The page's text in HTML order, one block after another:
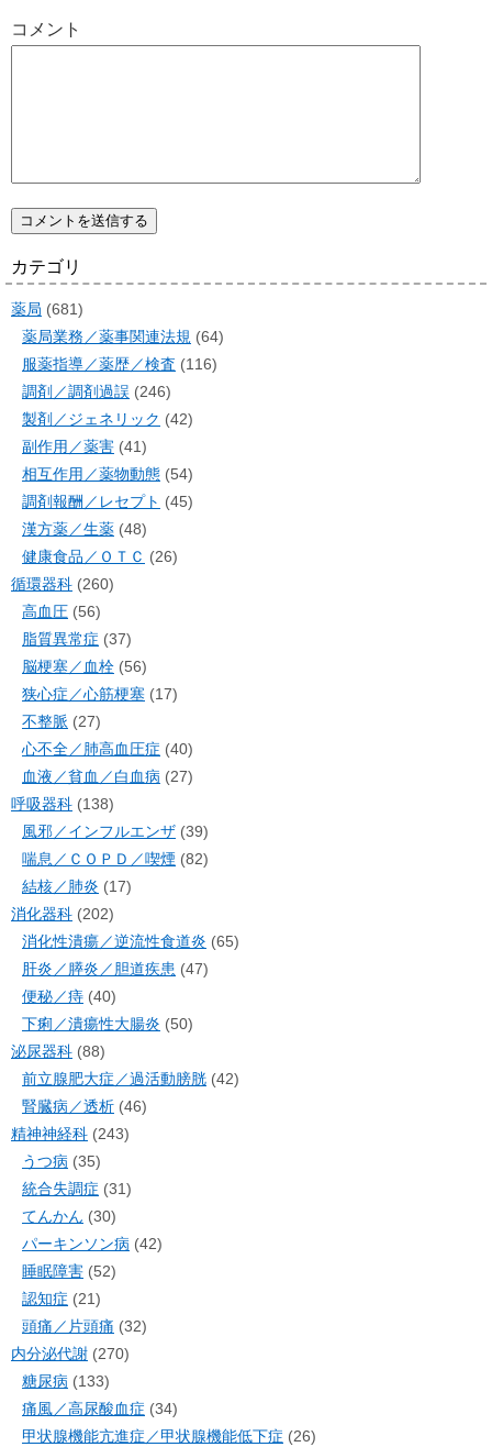
コメント
カテゴリ
薬局 (681)
薬局業務／薬事関連法規 (64)
服薬指導／薬歴／検査 (116)
調剤／調剤過誤 (246)
製剤／ジェネリック (42)
副作用／薬害 (41)
相互作用／薬物動態 (54)
調剤報酬／レセプト (45)
漢方薬／生薬 (48)
健康食品／ＯＴＣ (26)
循環器科 (260)
高血圧 (56)
脂質異常症 (37)
脳梗塞／血栓 (56)
狭心症／心筋梗塞 (17)
不整脈 (27)
心不全／肺高血圧症 (40)
血液／貧血／白血病 (27)
呼吸器科 (138)
風邪／インフルエンザ (39)
喘息／ＣＯＰＤ／喫煙 (82)
結核／肺炎 (17)
消化器科 (202)
消化性潰瘍／逆流性食道炎 (65)
肝炎／膵炎／胆道疾患 (47)
便秘／痔 (40)
下痢／潰瘍性大腸炎 (50)
泌尿器科 (88)
前立腺肥大症／過活動膀胱 (42)
腎臓病／透析 (46)
精神神経科 (243)
うつ病 (35)
統合失調症 (31)
てんかん (30)
パーキンソン病 (42)
睡眠障害 (52)
認知症 (21)
頭痛／片頭痛 (32)
内分泌代謝 (270)
糖尿病 (133)
痛風／高尿酸血症 (34)
甲状腺機能亢進症／甲状腺機能低下症 (26)